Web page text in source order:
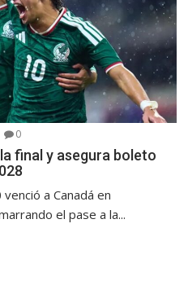
0
final y asegura boleto
a Canadá en
el pase a la...